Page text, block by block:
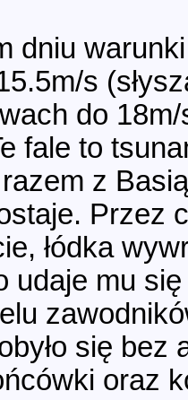
dniu
s
do
fale to
z
Przez
łódka
udaje mu
się bez
oraz